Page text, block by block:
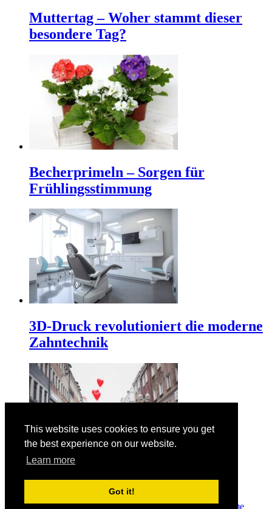
This website uses cookies to ensure you get
the best experience on our website.
Learn more
Got it!
Muttertag – Woher stammt dieser
besondere Tag?
Becherprimeln – Sorgen für
Frühlingsstimmung
3D-Druck revolutioniert die moderne
Zahntechnik
Der Valentinstag am 14. Februar
© Copyright 2026Manuelas bunte Welt· Designed byTheme